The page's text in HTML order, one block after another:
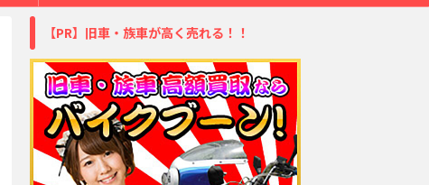
【PR】旧車・族車が高く売れる！！